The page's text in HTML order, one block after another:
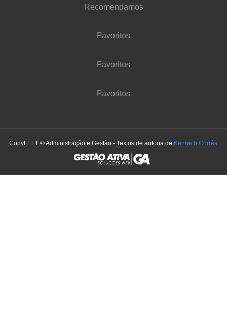
Recomendamos
Favoritos
Favoritos
Favoritos
CopyLEFT © Administração e Gestão - Textos de autoria de Kenneth Corrêa